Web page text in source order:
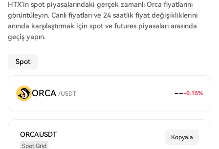
HTX'in spot piyasalarındaki gerçek zamanlı Orca fiyatlarını
görüntüleyin. Canlı fiyatları ve 24 saatlik fiyat değişikliklerini
anında karşılaştırmak için spot ve futures piyasaları arasında
geçiş yapın.
Spot
ORCA /USDT ---0.15%
ORCAUSDT
Spot Grid
Kopyala